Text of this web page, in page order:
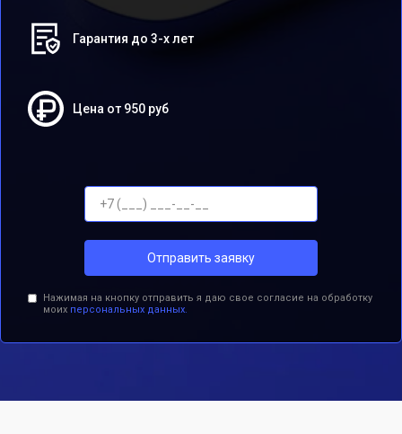
Гарантия до 3-х лет
Цена от 950 руб
Отправить заявку
Нажимая на кнопку отправить я даю свое согласие на обработку
моих персональных данных.